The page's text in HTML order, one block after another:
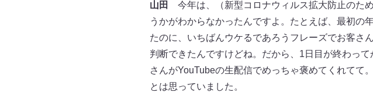
山田
今年は、（新型コロナウィルス拡大防止のた
うかがわからなかったんですよ。たとえば、最初の
たのに、いちばんウケるであろうフレーズでお客さ
判断できたんですけどね。だから、1日目が終わっ
さんがYouTubeの生配信でめっちゃ褒めてくれてて
とは思っていました。